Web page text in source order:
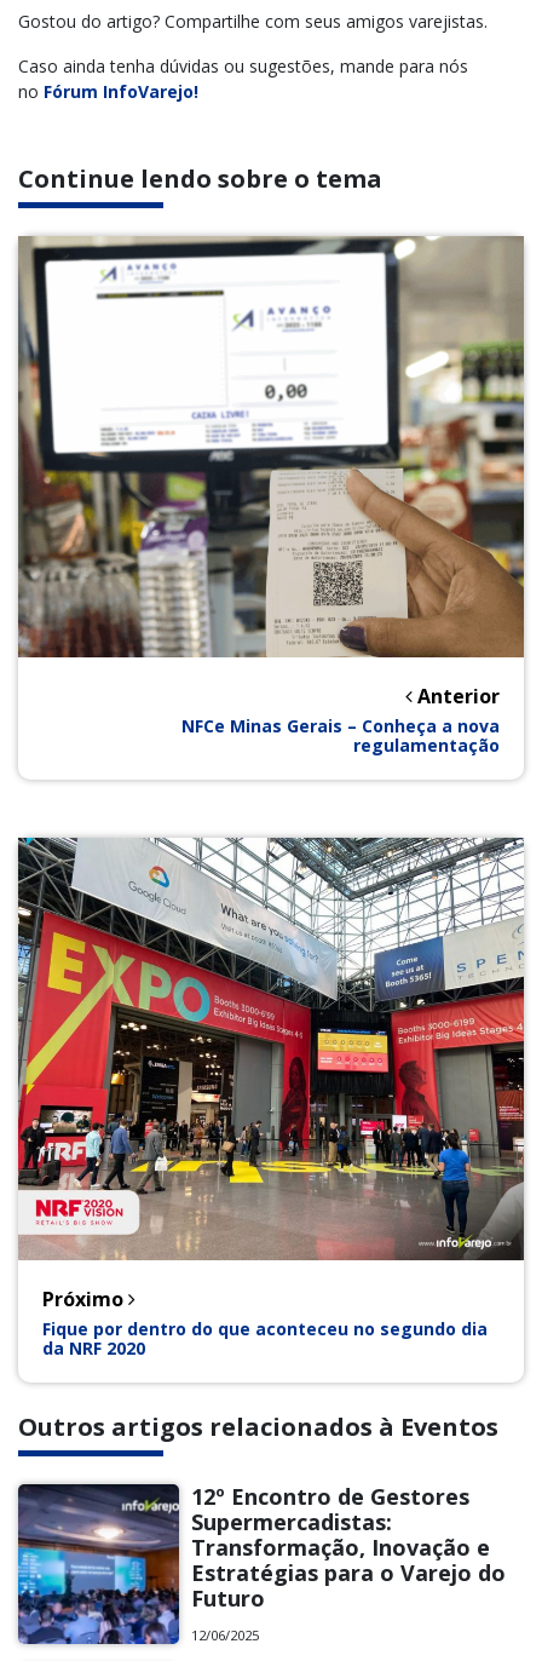
Gostou do artigo? Compartilhe com seus amigos varejistas.
Caso ainda tenha dúvidas ou sugestões, mande para nós
no Fórum InfoVarejo!
Continue lendo sobre o tema
Anterior
NFCe Minas Gerais – Conheça a nova
regulamentação
Próximo
Fique por dentro do que aconteceu no segundo dia
da NRF 2020
Outros artigos relacionados à Eventos
12º Encontro de Gestores
Supermercadistas:
Transformação, Inovação e
Estratégias para o Varejo do
Futuro
12/06/2025